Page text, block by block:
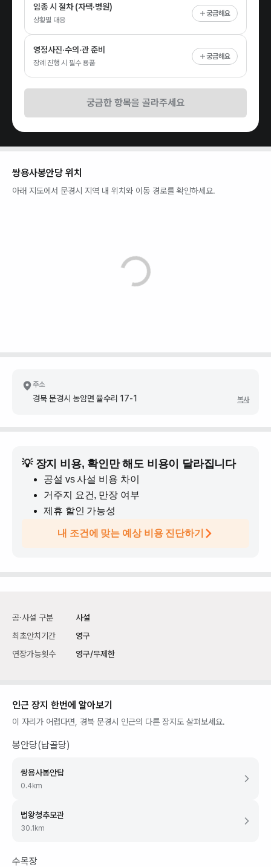
임종 시 절차 (자택·병원)
상황별 대응
궁금해요
영정사진·수의·관 준비
장례 진행 시 필수 용품
궁금해요
궁금한 항목을 골라주세요
쌍용사봉안당 위치
아래 지도에서 문경시 지역 내 위치와 이동 경로를 확인하세요.
주소
경북 문경시 농암면 율수리 17-1 복사
💡 장지 비용, 확인만 해도 비용이 달라집니다
공설 vs 사설 비용 차이
거주지 요건, 만장 여부
제휴 할인 가능성
내 조건에 맞는 예상 비용 진단하기
공·사설 구분
사설
최초안치기간
영구
연장가능횟수
영구/무제한
인근 장지 한번에 알아보기
이 자리가 어렵다면, 경북 문경시 인근의 다른 장지도 살펴보세요.
봉안당(납골당)
쌍용사봉안탑
0.4 km
법왕청추모관
30.1 km
수목장